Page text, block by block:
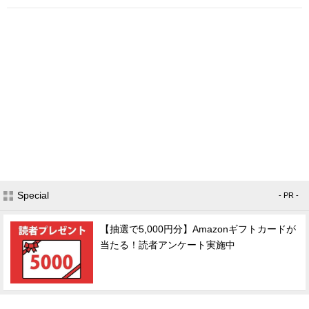
Special - PR -
【抽選で5,000円分】Amazonギフトカードが
当たる！読者アンケート実施中